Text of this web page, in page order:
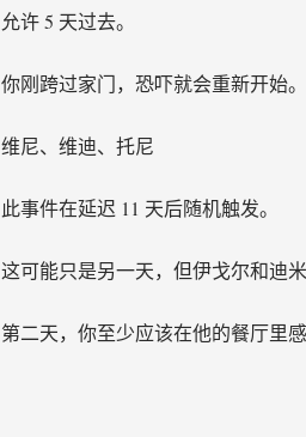
允许 5 天过去。
你刚跨过家门，恐吓就会重新开始
维尼、维迪、托尼
此事件在延迟 11 天后随机触发。
这可能只是另一天，但伊戈尔和迪
第二天，你至少应该在他的餐厅里